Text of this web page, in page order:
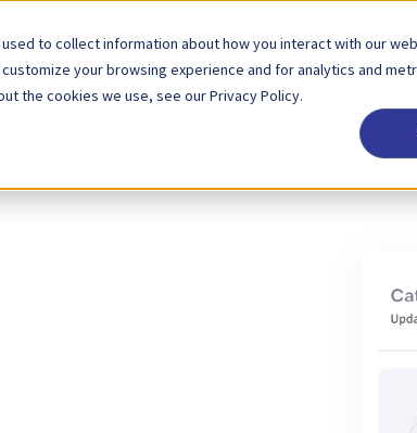
to collect information about how you interact with our
your browsing experience and for analytics and
the cookies we use, see our Privacy Policy.
Løsninger Partner Priser Om oss